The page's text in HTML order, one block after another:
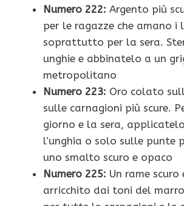
Numero 222: Argento più
per le ragazze che amano i
soprattutto per la sera.
unghie e abbinatelo a un
metropolitano
Numero 223: Oro colato
sulle carnagioni più scure.
giorno e la sera,
l’unghia o solo sulle punte
uno smalto scuro e opaco
Numero 225: Un rame scuro
arricchito dai toni del